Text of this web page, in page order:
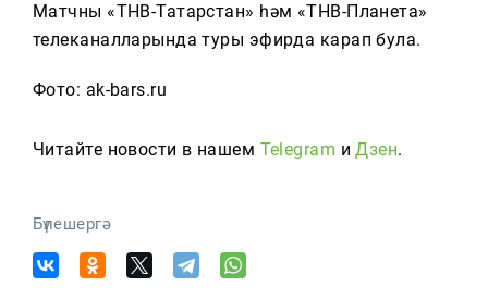
Матчны «ТНВ-Татарстан» һәм «ТНВ-Планета»
телеканалларында туры эфирда карап була.
Фото: ak-bars.ru
Читайте новости в нашем Telegram иДзен.
Бүлешергә